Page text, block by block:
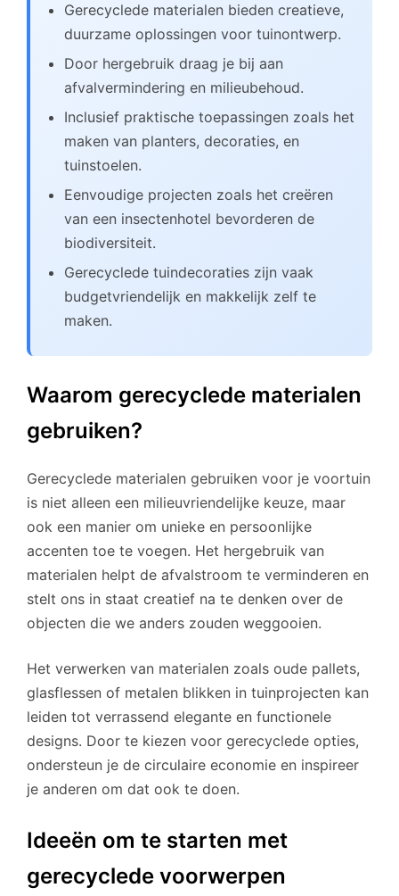
Gerecyclede materialen bieden creatieve,
duurzame oplossingen voor tuinontwerp.
Door hergebruik draag je bij aan
afvalvermindering en milieubehoud.
Inclusief praktische toepassingen zoals het
maken van planters, decoraties, en
tuinstoelen.
Eenvoudige projecten zoals het creëren
van een insectenhotel bevorderen de
biodiversiteit.
Gerecyclede tuindecoraties zijn vaak
budgetvriendelijk en makkelijk zelf te
maken.
Waarom gerecyclede materialen
gebruiken?
Gerecyclede materialen gebruiken voor je voortuin
is niet alleen een milieuvriendelijke keuze, maar
ook een manier om unieke en persoonlijke
accenten toe te voegen. Het hergebruik van
materialen helpt de afvalstroom te verminderen en
stelt ons in staat creatief na te denken over de
objecten die we anders zouden weggooien.
Het verwerken van materialen zoals oude pallets,
glasflessen of metalen blikken in tuinprojecten kan
leiden tot verrassend elegante en functionele
designs. Door te kiezen voor gerecyclede opties,
ondersteun je de circulaire economie en inspireer
je anderen om dat ook te doen.
Ideeën om te starten met
gerecyclede voorwerpen